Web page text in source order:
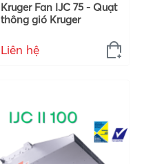
Kruger Fan IJC 75 - Quạt
thông gió Kruger
Liên hệ